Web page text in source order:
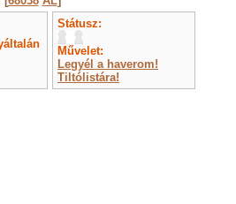
Státusz:
Művelet:
Legyél a haverom!
Tiltólistára!